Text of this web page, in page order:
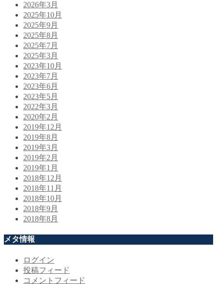
2026年3月
2025年10月
2025年9月
2025年8月
2025年7月
2025年3月
2023年10月
2023年7月
2023年6月
2023年5月
2022年3月
2020年2月
2019年12月
2019年8月
2019年3月
2019年2月
2019年1月
2018年12月
2018年11月
2018年10月
2018年9月
2018年8月
メタ情報
ログイン
投稿フィード
コメントフィード